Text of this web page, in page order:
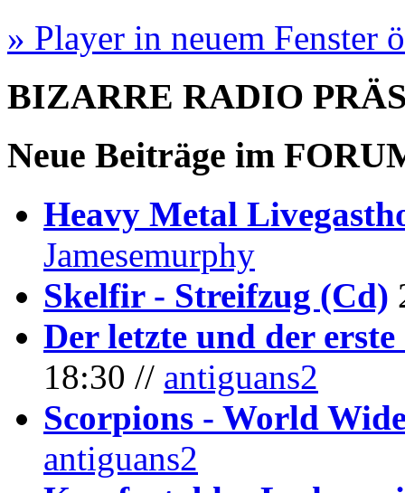
» Player in neuem Fenster
BIZARRE RADIO
Neue Beiträge im
Heavy Metal
Jamesemurphy
Skelfir - Streifzug (Cd)
Der letzte und der erste
18:30 // antiguans2
Scorpions - World
antiguans2